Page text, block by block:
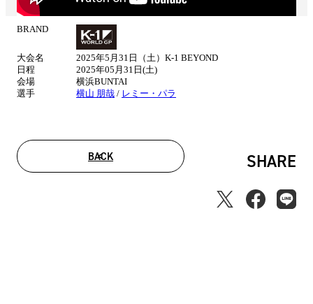
BRAND
大会名
2025年5月31日（土）K-1 BEYOND
日程
2025年05月31日(土)
会場
横浜BUNTAI
選手
横山 朋哉 / レミー・パラ
BACK SHARE